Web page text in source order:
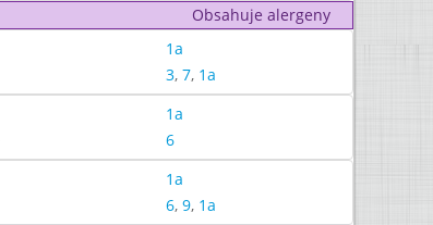
Obsahuje alergeny
1a
3, 7, 1a
1a
6
1a
6, 9, 1a